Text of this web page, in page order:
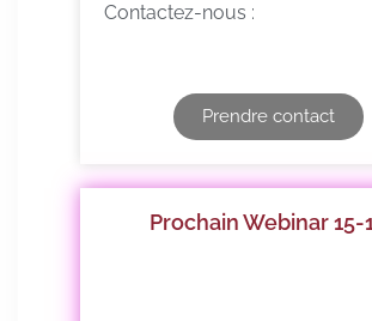
Contactez-nous :
Prendre contact
Prochain Webinar 15-